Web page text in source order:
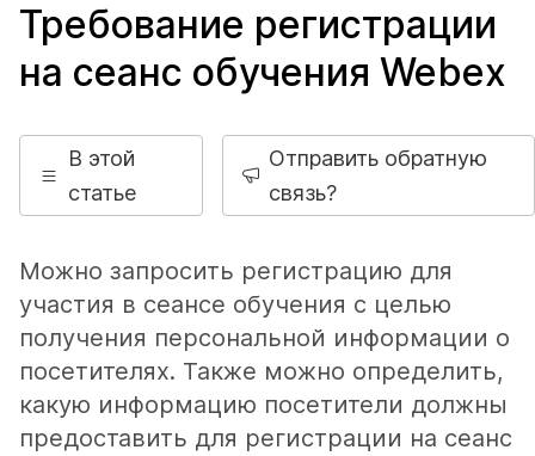
Требование регистрации
на сеанс обучения Webex
В этой
статье
Отправить обратную
связь?
Можно запросить регистрацию для
участия в сеансе обучения с целью
получения персональной информации о
посетителях. Также можно определить,
какую информацию посетители должны
предоставить для регистрации на сеанс